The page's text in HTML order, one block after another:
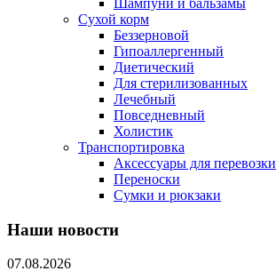
Шампуни и бальзамы
Сухой корм
Беззерновой
Гипоаллергенный
Диетический
Для стерилизованных
Лечебный
Повседневный
Холистик
Транспортировка
Аксессуары для перевозки
Переноски
Сумки и рюкзаки
Наши новости
07.08.2026